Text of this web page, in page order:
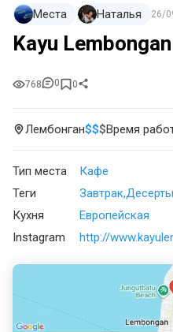
Места Наталья 26/
Kayu Lembongan
768 0 0
Лембонган$$$Время
Тип места
Кафе
Теги
ЗавтракДесерты
Кухня
Европейская
Instagram
http://